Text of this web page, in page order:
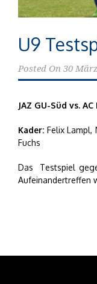
U9
Posted On 30
JAZ GU-Süd vs.
Kader: Felix Lampl,
Fuchs
Das Testspiel
Aufeinandertreffen